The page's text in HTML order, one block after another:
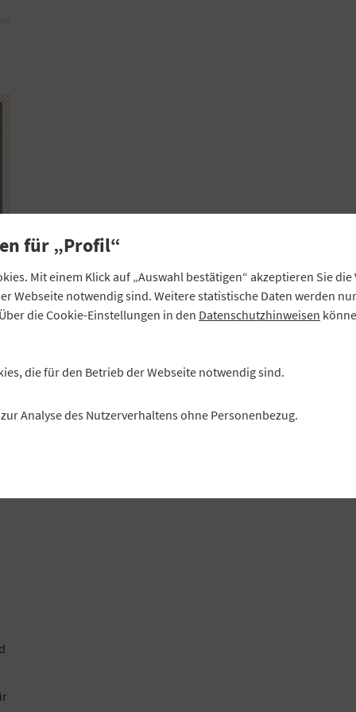
für „Profil“
Mit einem Klick auf „Auswahl bestätigen“ akzeptieren Sie
Webseite notwendig sind. Weitere statistische Daten werden
die Cookie-Einstellungen in den Datenschutzhinweisen
die für den Betrieb der Webseite notwendig sind.
Analyse des Nutzerverhaltens ohne Personenbezug.